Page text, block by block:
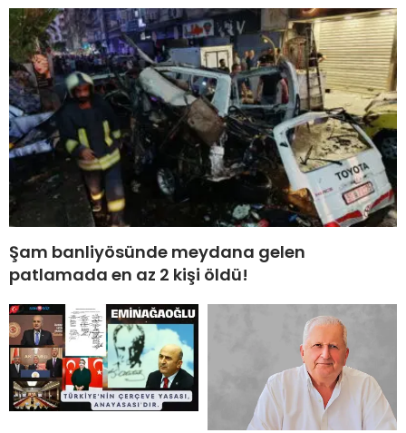
Şam banliyösünde meydana gelen
patlamada en az 2 kişi öldü!